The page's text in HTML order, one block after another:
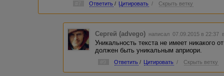
Ответить / Цитировать / Скрыть ветку
Сергей (advego) написал 07.09.2015 в 22:37
Уникальность текста не имеет никакого
должен быть уникальным априори.
Ответить / Цитировать / Скрыть ветку